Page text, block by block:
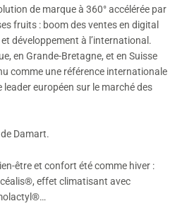
de marque à 360° accélérée par
fruits : boom des ventes en digital
développement à l’international.
en Grande-Bretagne, et en Suisse
comme une référence internationale
européen sur le marché des
Damart.
être et confort été comme hiver :
effet climatisant avec